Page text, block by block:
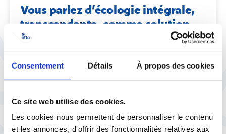
Consentement Détails À propos des cookies
Ce site web utilise des cookies.
Les cookies nous permettent de personnaliser le contenu
et les annonces, d'offrir des fonctionnalités relatives aux
Vous parlez d’écologie intégrale,
transcendante, comme solution
face à une certaine forme
d’aliénation au cœur de
l’organisation du travail due au
darwinisme social. Comment,
transcendance et la réconcilier à la
chose économique ?